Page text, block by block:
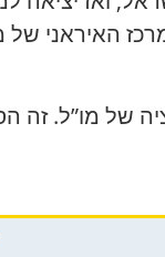
האיראני
של מו”ל. זה